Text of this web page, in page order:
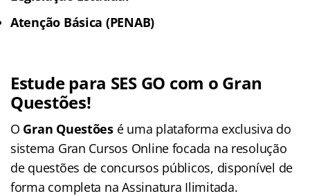
Atenção Básica (PENAB)
Estude para SES GO com o Gran
Questões!
O Gran Questõesé uma plataforma exclusiva do
sistema Gran Cursos Online focada na resolução
de questões de concursos públicos, disponível de
forma completa na Assinatura Ilimitada.